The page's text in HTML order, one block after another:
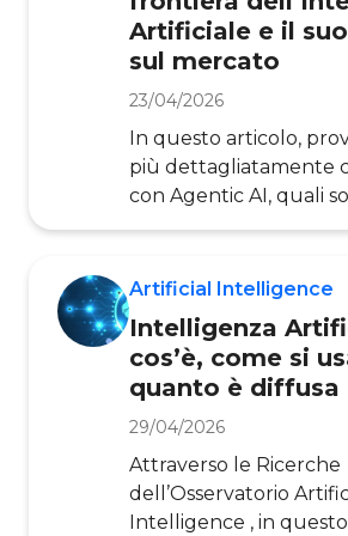
organizzazioni che lo
benefici in termini di
di raggiungimento
anche di qualità della
lavoratore. Tuttavia, il
Artificiale e il
sul mercato
23/04/2026
In questo articolo,
più dettagliatamente
con Agentic AI, quali
applicazioni e come si
Approfondiremo,
emergente. Il tutto
Ricerca degli
Intelligence e
Business Process
punto di riferimento
Italia. Per capire cosa si intende
per Agenti
Artificial Intelligence
Intelligenza
cos’è, come si
quanto è diffusa
29/04/2026
Attraverso le Ricerche
dell’Osservatorio
Intelligence , in